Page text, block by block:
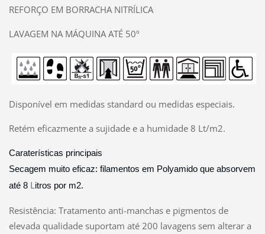
REFORÇO EM BORRACHA NITRÍLICA
LAVAGEM NA MÁQUINA ATÉ 50º
Disponível em medidas standard ou medidas especiais.
Retém eficazmente a sujidade e a humidade 8 Lt/m2.
Caraterísticas principais
Secagem muito eficaz: filamentos em Polyamido que absorvem
até 8L itros por m2.
Resistência: Tratamento anti-manchas e pigmentos de
elevada qualidade suportam até 200 lavagens sem alterar a